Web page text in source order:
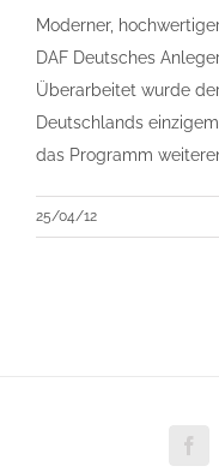
Moderner,
DAF Deutsches
Überarbeitet wurde
Deutschlands
das Programm
25/04/12